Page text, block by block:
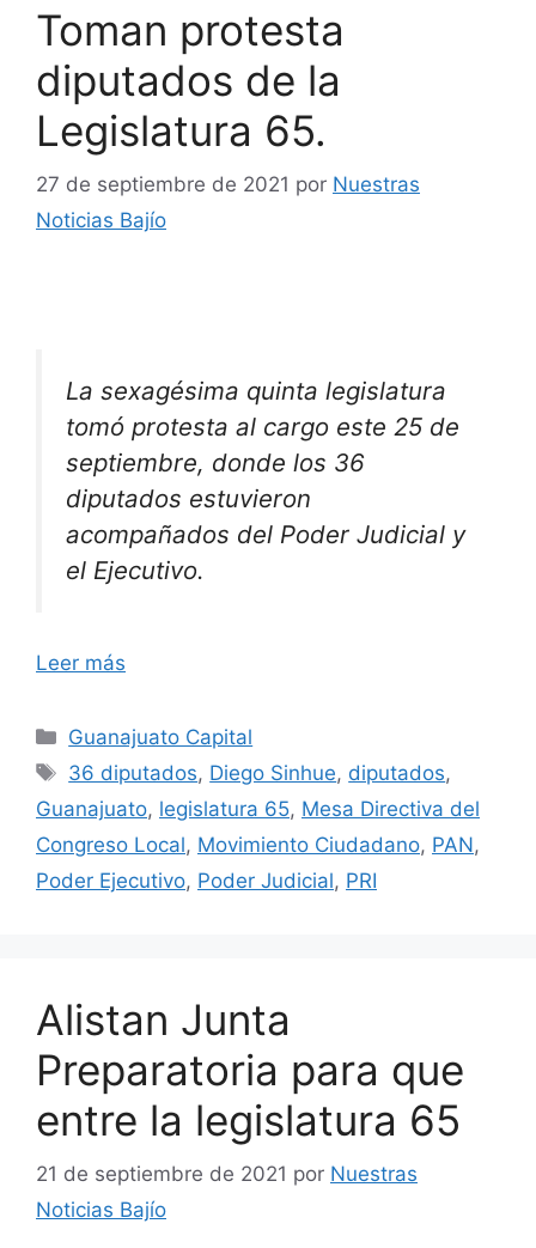
Toman protesta
diputados de la
Legislatura 65.
27 de septiembre de 2021 por Nuestras
Noticias Bajío
La sexagésima quinta legislatura
tomó protesta al cargo este 25 de
septiembre, donde los 36
diputados estuvieron
acompañados del Poder Judicial y
el Ejecutivo.
Leer más
Categorías
Guanajuato Capital
Etiquetas
36 diputados, Diego Sinhue, diputados,
Guanajuato, legislatura 65, Mesa Directiva del
Congreso Local, Movimiento Ciudadano, PAN,
Poder Ejecutivo, Poder Judicial, PRI
Alistan Junta
Preparatoria para que
entre la legislatura 65
21 de septiembre de 2021 por Nuestras
Noticias Bajío